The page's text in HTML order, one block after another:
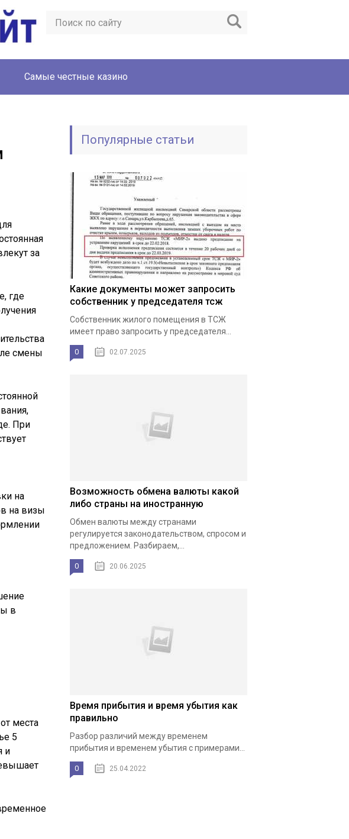
Cамые честные казино
за
где
смены
При
на
на визы
в
места
5
и
Популярные статьи
Какие документы может запросить
собственник у председателя тсж
Собственник жилого помещения в ТСЖ
имеет право запросить у председателя...
0 02.07.2025
Возможность обмена валюты какой
либо страны на иностранную
Обмен валюты между странами
регулируется законодательством, спросом и
предложением. Разбираем,...
0 20.06.2025
Время прибытия и время убытия как
правильно
Разбор различий между временем
прибытия и временем убытия с примерами...
0 25.04.2022